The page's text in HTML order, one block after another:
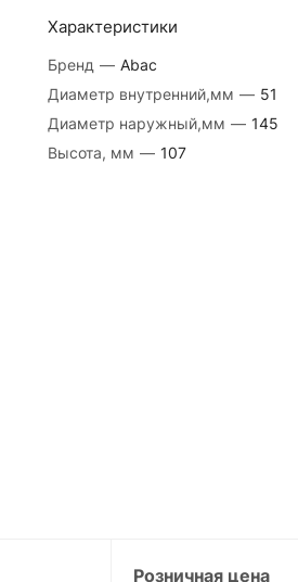
Характеристики
Бренд — Abac
Диаметр внутренний,мм — 51
Диаметр наружный,мм — 145
Высота, мм — 107
Розничная цена